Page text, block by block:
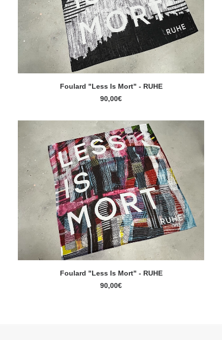
Foulard "Less Is Mort" - RUHE
90,00€
Foulard "Less Is Mort" - RUHE
90,00€